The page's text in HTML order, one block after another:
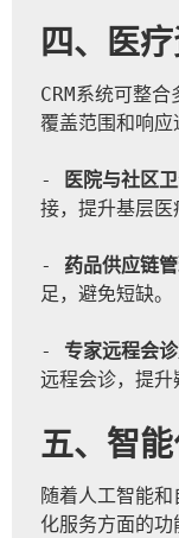
四、医
CRM系统可整
覆盖范围和响应
- 医院与社区
接，提升基层医
- 药品供应链
足，避免短缺。
- 专家远程会
远程会诊，提升
五、智
随着人工智能
化服务方面的功